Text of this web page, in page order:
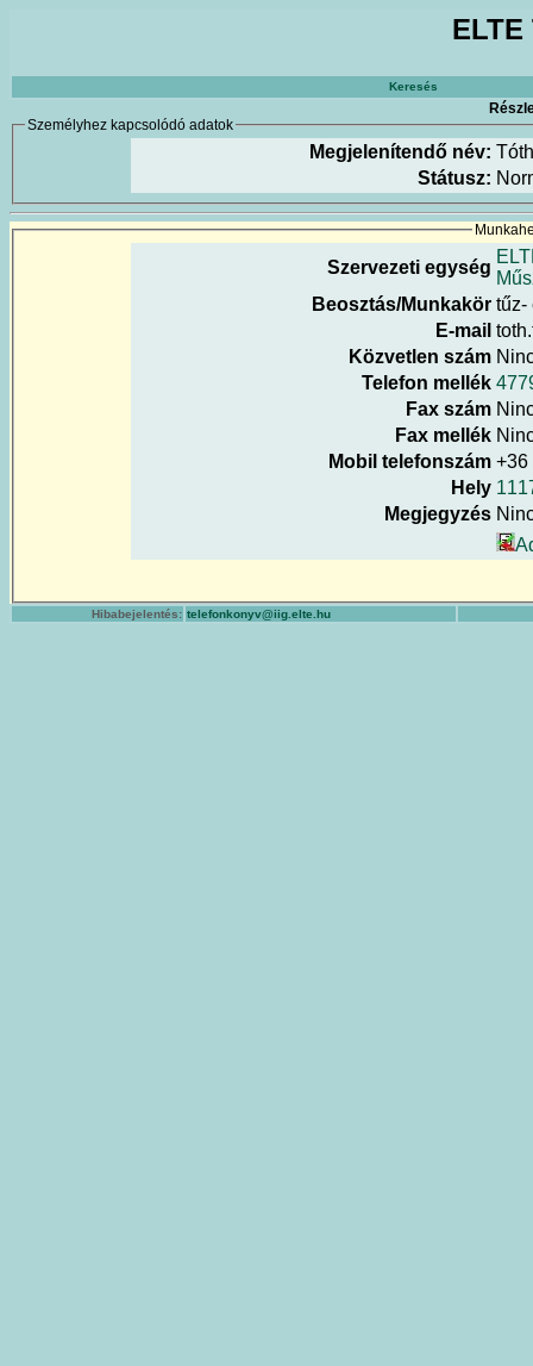
Keresés
Személyhez kapcsolódó adatok
Megjelenítendő név:
Státusz:
Szervezeti egység
Beosztás/Munkakör tűz-
E-mail
Közvetlen szám
Telefon mellék
Fax szám
Fax mellék
Mobil telefonszám +36
Hely
Megjegyzés
Hibabejelentés: telefonkonyv@iig.elte.hu